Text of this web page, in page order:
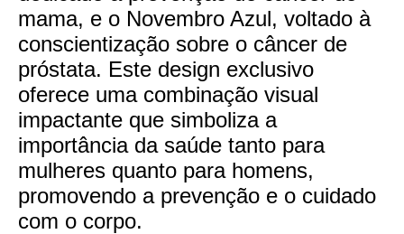
mama, e o Novembro Azul, voltado à
conscientização sobre o câncer de
próstata. Este design exclusivo
oferece uma combinação visual
impactante que simboliza a
importância da saúde tanto para
mulheres quanto para homens,
promovendo a prevenção e o cuidado
com o corpo.